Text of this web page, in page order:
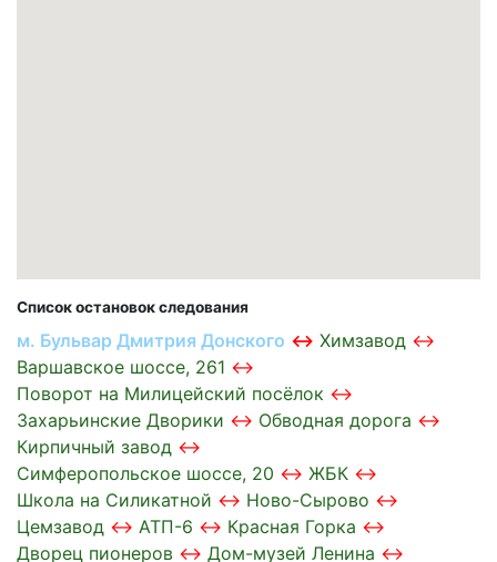
Список остановок следования
м. Бульвар Дмитрия Донского
Химзавод
Варшавское шоссе, 261
Поворот на Милицейский посёлок
Захарьинские Дворики
Обводная дорога
Кирпичный завод
Симферопольское шоссе, 20
ЖБК
Школа на Силикатной
Ново-Сырово
Цемзавод
АТП-6
Красная Горка
Дворец пионеров
Дом-музей Ленина